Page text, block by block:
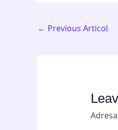
← Previous Articol